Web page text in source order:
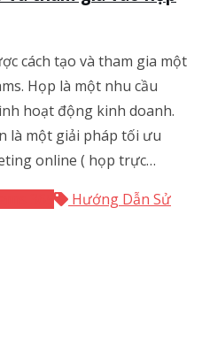
cách tạo và tham gia một
Họp là một nhu cầu
hoạt động kinh doanh.
là một giải pháp tối ưu
online ( họp trực…
Hướng Dẫn Sử